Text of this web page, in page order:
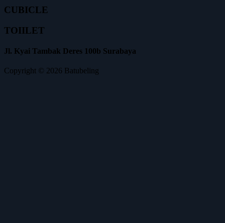
CUBICLE
TOIILET
Jl. Kyai Tambak Deres 100b Surabaya
Copyright © 2026 Batubeling